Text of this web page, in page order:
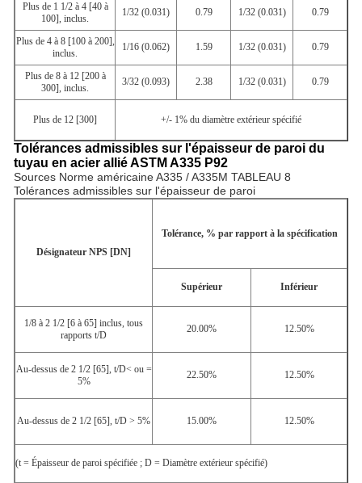
Plus de 1 1/2 à 4 [40 à
100], inclus.
1/32 (0.031) 0.79 1/32 (0.031) 0.79
Plus de 4 à 8 [100 à 200],
inclus.
1/16 (0.062) 1.59 1/32 (0.031) 0.79
Plus de 8 à 12 [200 à
300], inclus.
3/32 (0.093) 2.38 1/32 (0.031) 0.79
Plus de 12 [300] +/- 1% du diamètre extérieur spécifié
Tolérances admissibles sur l'épaisseur de paroi du
tuyau en acier allié ASTM A335 P92
Sources Norme américaine A335 / A335M TABLEAU 8
Tolérances admissibles sur l'épaisseur de paroi
Désignateur NPS [DN]
Tolérance, % par rapport à la spécification
Supérieur Inférieur
1/8 à 2 1/2 [6 à 65] inclus, tous
rapports t/D
20.00% 12.50%
Au-dessus de 2 1/2 [65], t/D< ou =
5%
22.50% 12.50%
Au-dessus de 2 1/2 [65], t/D > 5% 15.00% 12.50%
(t = Épaisseur de paroi spécifiée ; D = Diamètre extérieur spécifié)